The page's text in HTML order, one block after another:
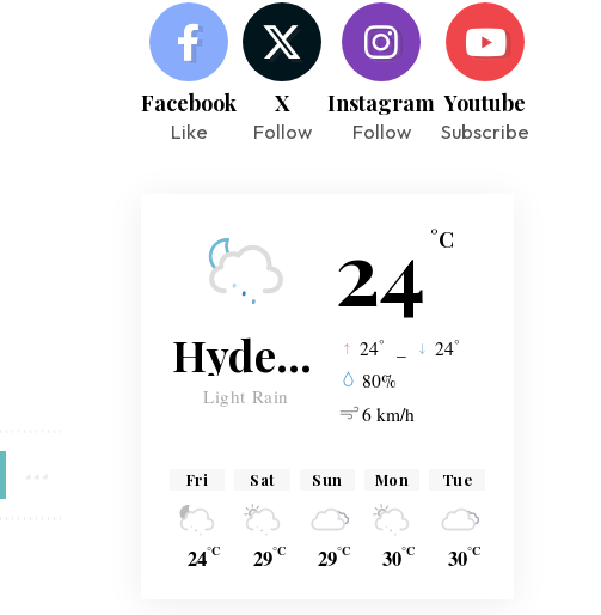
Facebook
Like
X
Follow
Instagram
Follow
Youtube
Subscribe
24 °C
Hyderabad
Light Rain
24° 24°
80%
6 km/h
Fri
24°C
Sat
29°C
Sun
29°C
Mon
30°C
Tue
30°C